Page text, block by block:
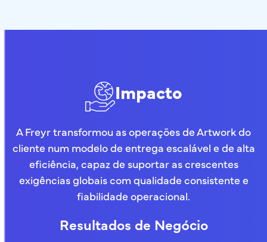
Impacto
A Freyr transformou as operações de Artwork do
cliente num modelo de entrega escalável e de alta
eficiência, capaz de suportar as crescentes
exigências globais com qualidade consistente e
fiabilidade operacional.
Resultados de Negócio